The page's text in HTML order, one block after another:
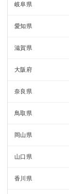
岐阜県
愛知県
滋賀県
大阪府
奈良県
鳥取県
岡山県
山口県
香川県